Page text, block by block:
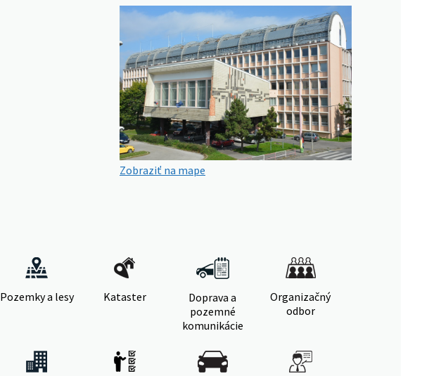
Zobraziť na mape
Pozemky a lesy Kataster
Doprava a
pozemné
komunikácie
Organizačný
odbor